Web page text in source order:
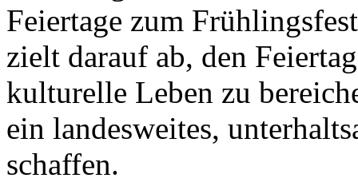
Feiertage zum
zielt darauf ab, den
kulturelle Leben zu
ein landesweites,
schaffen.